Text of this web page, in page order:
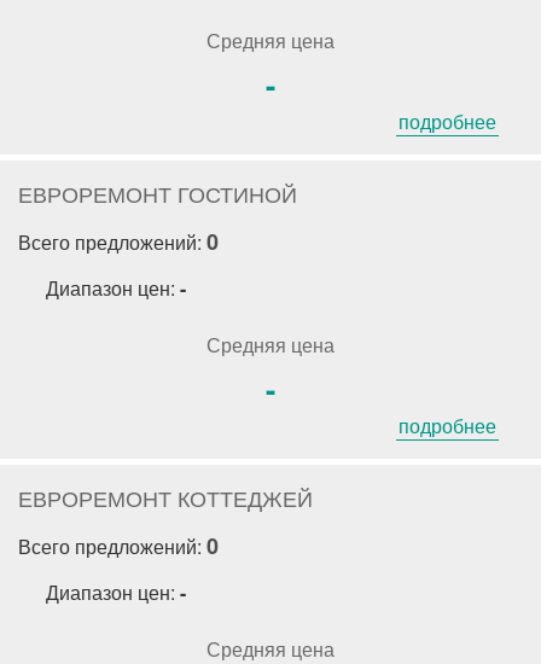
Средняя цена
-
подробнее
ЕВРОРЕМОНТ ГОСТИНОЙ
Всего предложений: 0
Диапазон цен: -
Средняя цена
-
подробнее
ЕВРОРЕМОНТ КОТТЕДЖЕЙ
Всего предложений: 0
Диапазон цен: -
Средняя цена